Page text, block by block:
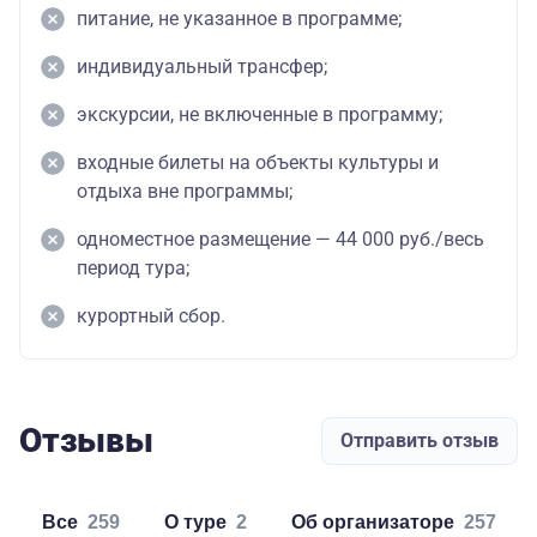
питание, не указанное в программе;
индивидуальный трансфер;
экскурсии, не включенные в программу;
входные билеты на объекты культуры и
отдыха вне программы;
одноместное размещение — 44 000 руб./весь
период тура;
курортный сбор.
Отзывы Отправить отзыв
Все 259 о туре 2 об организаторе 257